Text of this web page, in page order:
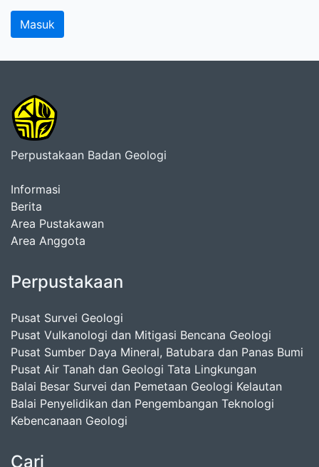
Perpustakaan Badan Geologi
Informasi
Berita
Area Pustakawan
Area Anggota
Perpustakaan
Pusat Survei Geologi
Pusat Vulkanologi dan Mitigasi Bencana Geologi
Pusat Sumber Daya Mineral, Batubara dan Panas Bumi
Pusat Air Tanah dan Geologi Tata Lingkungan
Balai Besar Survei dan Pemetaan Geologi Kelautan
Balai Penyelidikan dan Pengembangan Teknologi
Kebencanaan Geologi
Cari